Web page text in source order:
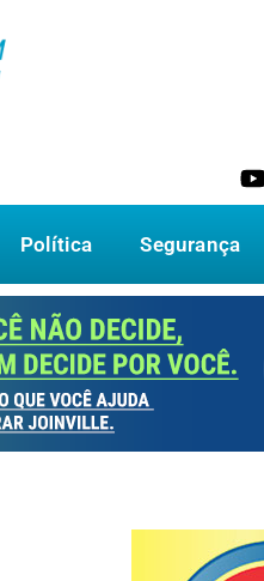
Política Segurança